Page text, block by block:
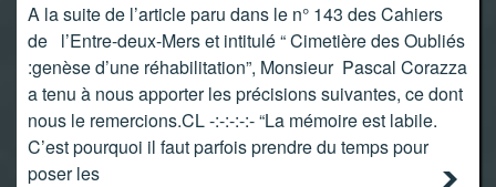
A la suite de l’article paru dans le n° 143 des Cahiers
de l’Entre-deux-Mers et intitulé “ Cimetière des Oubliés
:genèse d’une réhabilitation”, Monsieur Pascal Corazza
a tenu à nous apporter les précisions suivantes, ce dont
nous le remercions.CL -:-:-:-:- “La mémoire est labile.
C’est pourquoi il faut parfois prendre du temps pour
poser les